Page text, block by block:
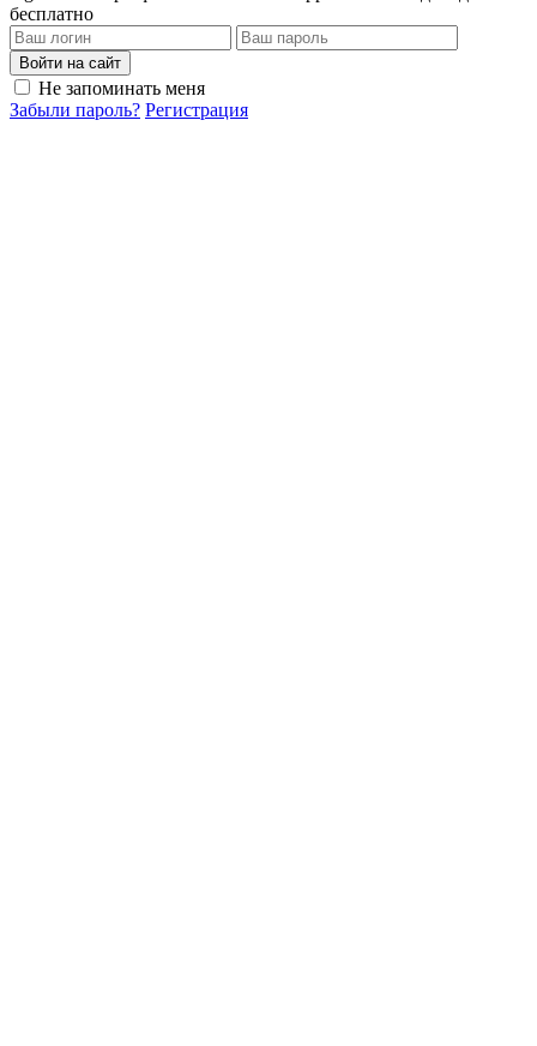
бесплатно
Войти на сайт
Не запоминать меня
Забыли пароль? Регистрация